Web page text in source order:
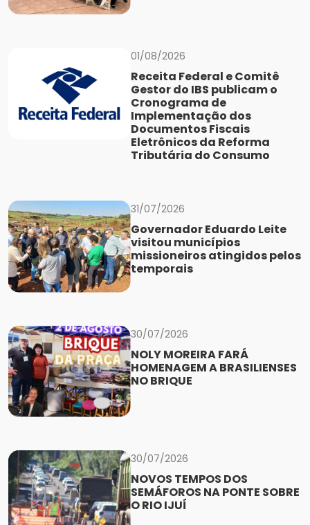
01/08/2026
Receita Federal e Comitê
Gestor do IBS publicam o
Cronograma de
Implementação dos
Documentos Fiscais
Eletrônicos da Reforma
Tributária do Consumo
31/07/2026
Governador Eduardo Leite
visitou municípios
missioneiros atingidos pelos
temporais
30/07/2026
NOLY MOREIRA FARÁ
HOMENAGEM A BRASILIENSES
NO BRIQUE
30/07/2026
NOVOS TEMPOS DOS
SEMÁFOROS NA PONTE SOBRE
O RIO IJUÍ